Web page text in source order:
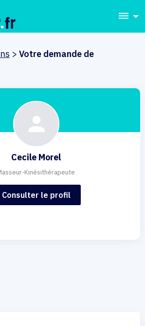
dehaze
> Votre demande de
Cecile Morel
Kinésithérapeute
Consulter le profil